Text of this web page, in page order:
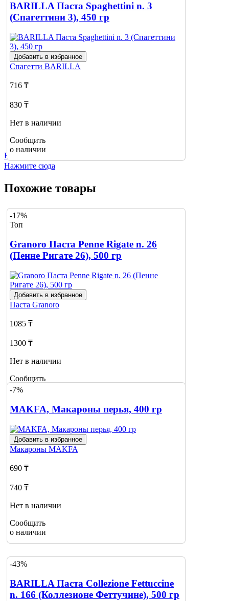
BARILLA Паста Spaghettini n. 3
(Спагеттини 3), 450 гр
Добавить в избранное
Спагетти BARILLA
716 ₸
830 ₸
Нет в наличии
Сообщить
о наличии
Не нашли нужный товар?
Нажмите сюда
Похожие товары
-17%
Топ
Granoro Паста Penne Rigate n. 26
(Пенне Ригате 26), 500 гр
Добавить в избранное
Паста Granoro
1085 ₸
1300 ₸
Нет в наличии
Сообщить
о наличии
-7%
MAKFA, Макароны перья, 400 гр
Добавить в избранное
Макароны MAKFA
690 ₸
740 ₸
Нет в наличии
Сообщить
о наличии
-43%
BARILLA Паста Collezione Fettuccine
n. 166 (Коллезионе Феттучине), 500 гр